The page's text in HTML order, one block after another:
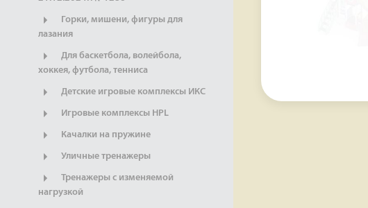
Горки, мишени, фигуры для
лазания
Для баскетбола, волейбола,
хоккея, футбола, тенниса
Детские игровые комплексы ИКС
Игровые комплексы HPL
Качалки на пружине
Уличные тренажеры
Тренажеры с изменяемой
нагрузкой